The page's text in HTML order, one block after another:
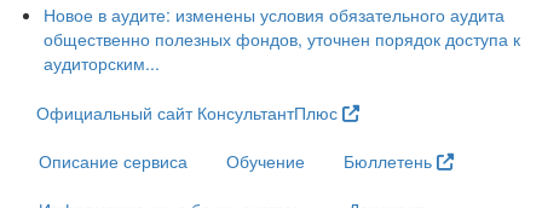
Новое в аудите: изменены условия обязательного аудита
общественно полезных фондов, уточнен порядок доступа к
аудиторским...
Официальный сайт КонсультантПлюс
Описание сервиса
Обучение
Бюллетень